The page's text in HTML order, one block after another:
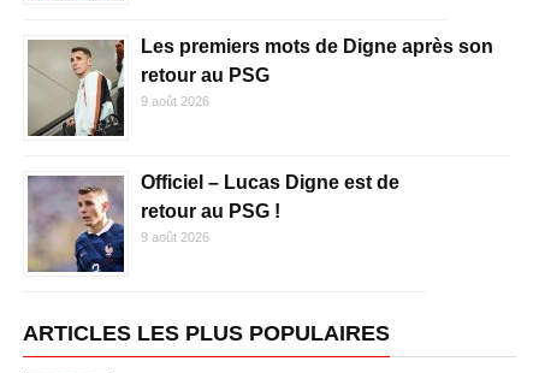
Les premiers mots de Digne après son
retour au PSG
9 août 2026
Officiel – Lucas Digne est de
retour au PSG !
9 août 2026
ARTICLES LES PLUS POPULAIRES